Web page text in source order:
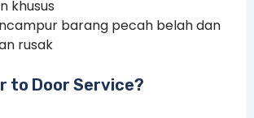
khusus
barang pecah belah dan
rusak
to Door Service?